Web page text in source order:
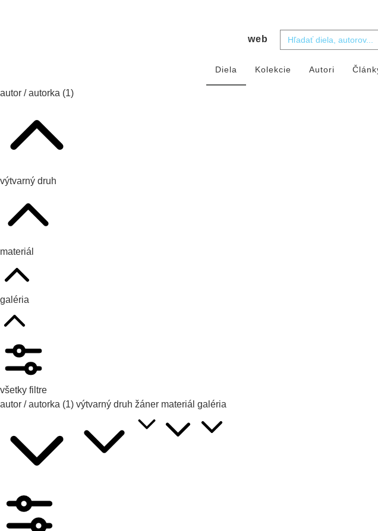
web
Diela Kolekcie Autori
autor / autorka (1)
výtvarný druh
materiál
galéria
všetky filtre
autor / autorka (1) výtvarný druh žáner materiál galéria